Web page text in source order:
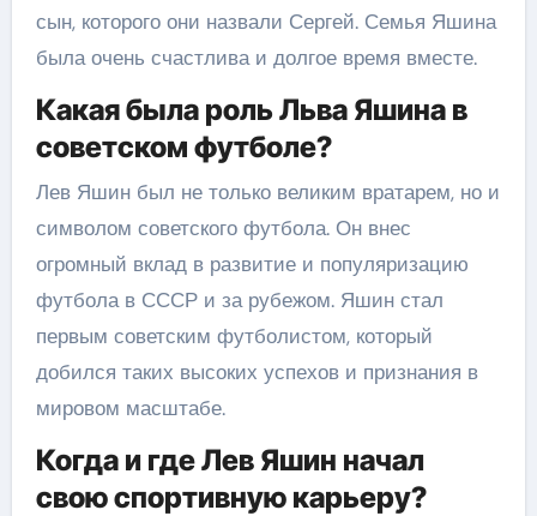
сын, которого они назвали Сергей. Семья Яшина
была очень счастлива и долгое время вместе.
Какая была роль Льва Яшина в
советском футболе?
Лев Яшин был не только великим вратарем, но и
символом советского футбола. Он внес
огромный вклад в развитие и популяризацию
футбола в СССР и за рубежом. Яшин стал
первым советским футболистом, который
добился таких высоких успехов и признания в
мировом масштабе.
Когда и где Лев Яшин начал
свою спортивную карьеру?